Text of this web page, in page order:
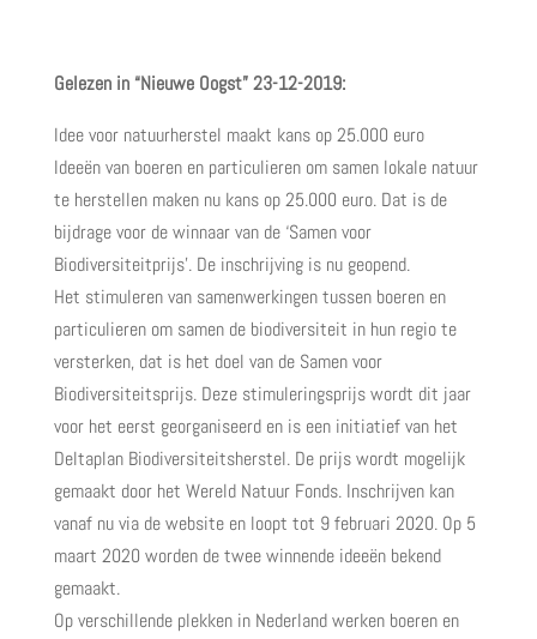
Gelezen in “Nieuwe Oogst” 23-12-2019:
Idee voor natuurherstel maakt kans op 25.000 euro
Ideeën van boeren en particulieren om samen lokale natuur
te herstellen maken nu kans op 25.000 euro. Dat is de
bijdrage voor de winnaar van de ‘Samen voor
Biodiversiteitprijs’. De inschrijving is nu geopend.
Het stimuleren van samenwerkingen tussen boeren en
particulieren om samen de biodiversiteit in hun regio te
versterken, dat is het doel van de Samen voor
Biodiversiteitsprijs. Deze stimuleringsprijs wordt dit jaar
voor het eerst georganiseerd en is een initiatief van het
Deltaplan Biodiversiteitsherstel. De prijs wordt mogelijk
gemaakt door het Wereld Natuur Fonds. Inschrijven kan
vanaf nu via de website en loopt tot 9 februari 2020. Op 5
maart 2020 worden de twee winnende ideeën bekend
gemaakt.
Op verschillende plekken in Nederland werken boeren en